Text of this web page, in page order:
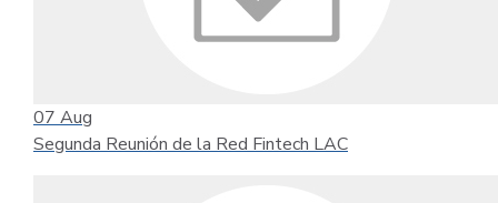
07 Aug
Segunda Reunión de la Red Fintech LAC